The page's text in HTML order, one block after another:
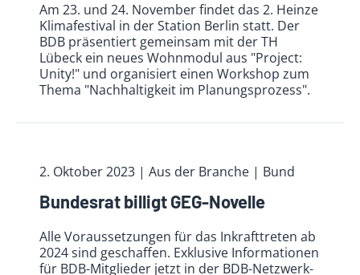
Am 23. und 24. November findet das 2. Heinze
Klimafestival in der Station Berlin statt. Der
BDB präsentiert gemeinsam mit der TH
Lübeck ein neues Wohnmodul aus "Project:
Unity!" und organisiert einen Workshop zum
Thema "Nachhaltigkeit im Planungsprozess".
2. Oktober 2023 | Aus der Branche | Bund
Bundesrat billigt GEG-Novelle
Alle Voraussetzungen für das Inkrafttreten ab
2024 sind geschaffen. Exklusive Informationen
für BDB-Mitglieder jetzt in der BDB-Netzwerk-